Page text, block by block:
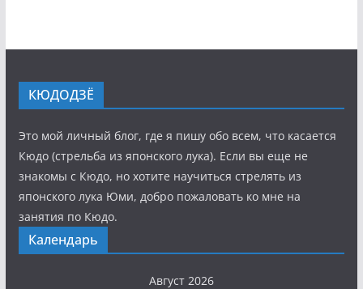
КЮДОДЗЁ
Это мой личный блог, где я пишу обо всем, что касается
Кюдо (стрельба из японского лука). Если вы еще не
знакомы с Кюдо, но хотите научиться стрелять из
японского лука Юми, добро пожаловать ко мне на
занятия по Кюдо.
Календарь
Август 2026